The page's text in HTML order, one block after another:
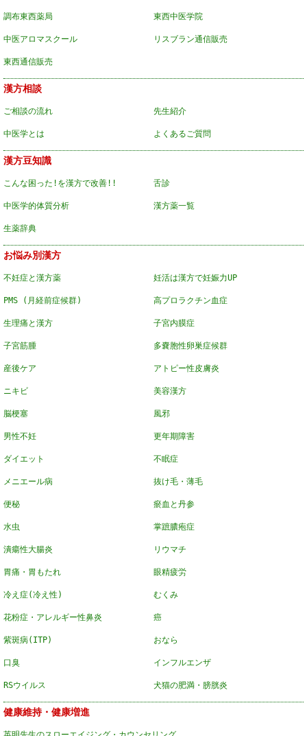
調布東西薬局 東西中医学院
中医アロマスクール リスブラン通信販売
東西通信販売
漢方相談
ご相談の流れ 先生紹介
中医学とは よくあるご質問
漢方豆知識
こんな困った!を漢方で改善!! 舌診
中医学的体質分析 漢方薬一覧
生薬辞典
お悩み別漢方
不妊症と漢方薬 妊活は漢方で妊娠力UP
PMS (月経前症候群) 高プロラクチン血症
生理痛と漢方 子宮内膜症
子宮筋腫 多嚢胞性卵巣症候群
産後ケア アトピー性皮膚炎
ニキビ 美容漢方
脳梗塞 風邪
男性不妊 更年期障害
ダイエット 不眠症
メニエール病 抜け毛・薄毛
便秘 瘀血と丹参
水虫 掌蹠膿疱症
潰瘍性大腸炎 リウマチ
胃痛・胃もたれ 眼精疲労
冷え症(冷え性) むくみ
花粉症・アレルギー性鼻炎 癌
紫斑病(ITP) おなら
口臭 インフルエンザ
RSウイルス 犬猫の肥満・膀胱炎
健康維持・健康増進